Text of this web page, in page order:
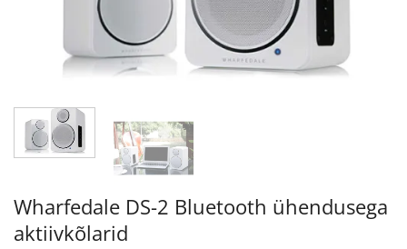
Wharfedale DS-2 Bluetooth ühendusega
aktiivkõlarid